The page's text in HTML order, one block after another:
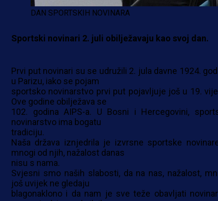
DAN SPORTSKIH NOVINARA
Sportski novinari 2. juli obilježavaju kao svoj dan.
Prvi put novinari su se udružili 2. jula davne 1924.
u Parizu, iako se pojam
sportsko novinarstvo prvi put pojavljuje još u 19.
Ove godine obilježava se
102. godina AIPS-a. U Bosni i Hercegovini,
novinarstvo ima bogatu
tradiciju.
Naša država iznjedrila je izvrsne sportske
mnogi od njih, nažalost danas
nisu s nama.
Svjesni smo naših slabosti, da na nas, nažalost,
još uvijek ne gledaju
blagonaklono i da nam je sve teže obavljati